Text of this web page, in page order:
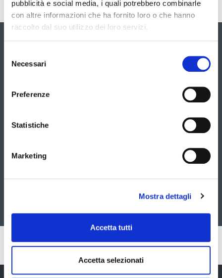
pubblicità e social media, i quali potrebbero combinarle
con altre informazioni che ha fornito loro o che hanno
raccolto dal suo utilizzo dei loro servizi.
delNecessari
Preferenze
Statistiche
Marketing
Mostra dettagli
Accetta tutti
Accetta selezionati
Luigi Zironi Presidente Unione Distretto Ceramico
Pubblicato: 17 Settembre 2024
—
Ultima modifica: 19 Settembre 2024